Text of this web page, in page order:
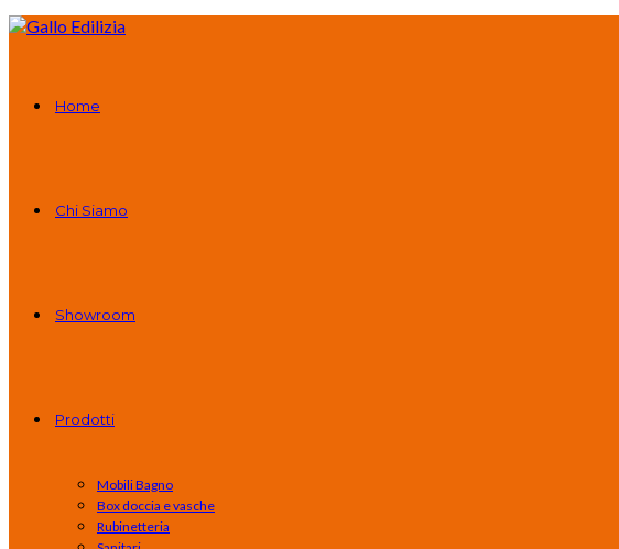
Home
Chi Siamo
Showroom
Prodotti
Mobili Bagno
Box doccia e vasche
Rubinetteria